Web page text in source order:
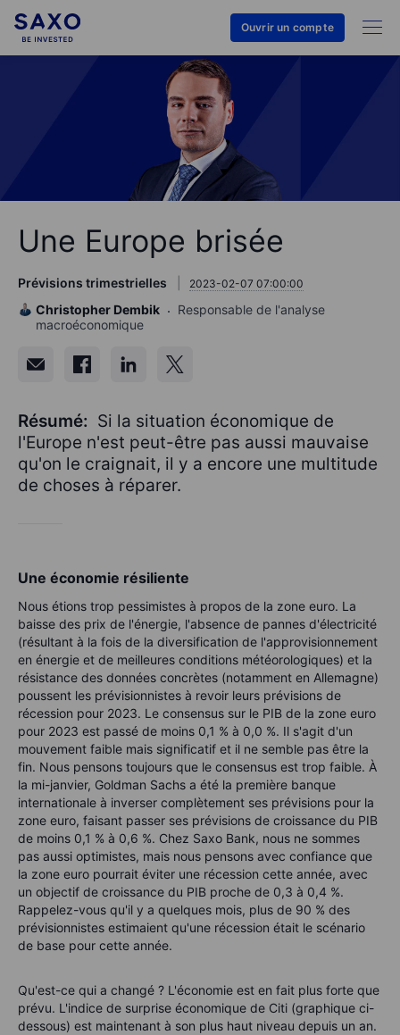
Ouvrir un compte
Une Europe brisée
Prévisions trimestrielles 2023-02-07 07:00:00
Christopher Dembik
Responsable de l'analyse
macroéconomique
Résumé: Si la situation économique de
l'Europe n'est peut-être pas aussi mauvaise
qu'on le craignait, il y a encore une multitude
de choses à réparer.
Une économie résiliente
Nous étions trop pessimistes à propos de la zone euro. La
baisse des prix de l'énergie, l'absence de pannes d'électricité
(résultant à la fois de la diversification de l'approvisionnement
en énergie et de meilleures conditions météorologiques) et la
résistance des données concrètes (notamment en Allemagne)
poussent les prévisionnistes à revoir leurs prévisions de
récession pour 2023. Le consensus sur le PIB de la zone euro
pour 2023 est passé de moins 0,1 % à 0,0 %. Il s'agit d'un
mouvement faible mais significatif et il ne semble pas être la
fin. Nous pensons toujours que le consensus est trop faible. À
la mi-janvier, Goldman Sachs a été la première banque
internationale à inverser complètement ses prévisions pour la
zone euro, faisant passer ses prévisions de croissance du PIB
de moins 0,1 % à 0,6 %. Chez Saxo Bank, nous ne sommes
pas aussi optimistes, mais nous pensons avec confiance que
la zone euro pourrait éviter une récession cette année, avec
un objectif de croissance du PIB proche de 0,3 à 0,4 %.
Rappelez-vous qu'il y a quelques mois, plus de 90 % des
prévisionnistes estimaient qu'une récession était le scénario
de base pour cette année.
Qu'est-ce qui a changé ? L'économie est en fait plus forte que
prévu. L'indice de surprise économique de Citi (graphique ci-
dessous) est maintenant à son plus haut niveau depuis un an.